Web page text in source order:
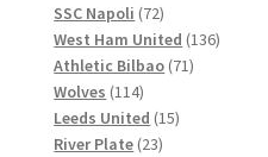
SSC Napoli 7272
produkter
West Ham United 136136
Athletic Bilbao 7171
Wolves 114114
produkter
Leeds United 1515
River Plate 2323